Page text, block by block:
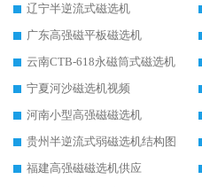
辽宁半逆流式磁选机
广东高强磁平板磁选机
云南CTB-618永磁筒式磁选机
宁夏河沙磁选机视频
河南小型高强磁磁选机
贵州半逆流式弱磁选机结构图
福建高强磁磁选机供应